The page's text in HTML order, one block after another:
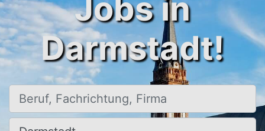
Jobs in
Darmstadt!
Beruf, Fachrichtung, Firma
Ort, Stadt